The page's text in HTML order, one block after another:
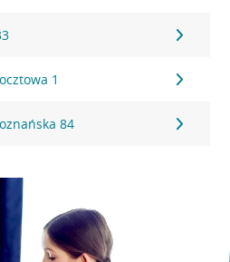
1
84